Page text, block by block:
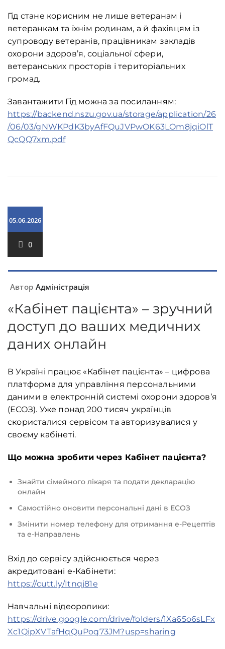
Гід стане корисним не лише ветеранам і
ветеранкам та їхнім родинам, а й фахівцям із
супроводу ветеранів, працівникам закладів
охорони здоров’я, соціальної сфери,
ветеранських просторів і територіальних
громад.
Завантажити Гід можна за посиланням:
https://backend.nszu.gov.ua/storage/application/26
/06/03/gNWKPdK3byAfFQuJVPwOK63LOm8jqiOlT
QcQQ7xm.pdf
05.06.2026
0
Автор Адміністрація
«Кабінет пацієнта» – зручний
доступ до ваших медичних
даних онлайн
В Україні працює «Кабінет пацієнта» – цифрова
платформа для управління персональними
даними в електронній системі охорони здоров’я
(ЕСОЗ). Уже понад 200 тисяч українців
скористалися сервісом та авторизувалися у
своєму кабінеті.
Що можна зробити через Кабінет пацієнта?
Знайти сімейного лікаря та подати декларацію
онлайн
Самостійно оновити персональні дані в ЕСОЗ
Змінити номер телефону для отримання е-Рецептів
та е-Направлень
Вхід до сервісу здійснюється через
акредитовані е-Кабінети:
https://cutt.ly/Itnqj81e
Навчальні відеоролики:
https://drive.google.com/drive/folders/1Xa65o6sLFx
Xc1QipXVTafHqQuPoq73JM?usp=sharing